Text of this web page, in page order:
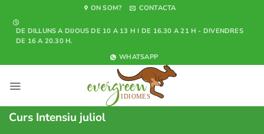
content
ON SOM? CONTACTA
DE DILLUNS A DIJOUS DE 10 A 13 H I DE 16.30 A 21 H - DIVENDRES
DE 16 A 20.30 H.
WHATSAPP
Curs Intensiu juliol